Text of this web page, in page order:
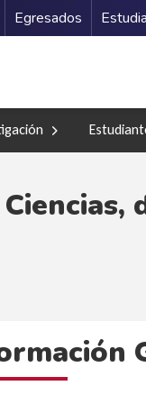
Egresados